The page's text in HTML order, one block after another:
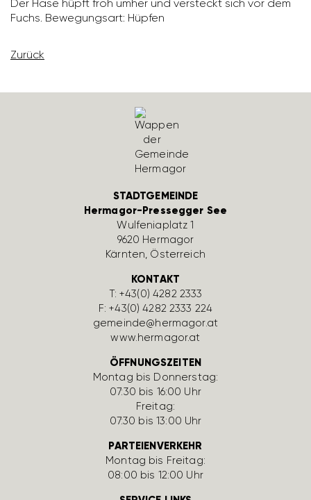
Der Hase hüpft froh umher und versteckt sich vor dem
Fuchs. Bewe­gungsart: Hüpfen
Zurück
STADTGEMEINDE
Hermagor-Pressegger See
Wulfe­nia­platz 1
9620 Hermagor
Kärnten, Öster­reich
KONTAKT
T:+43(0) 4282 2333
F: +43(0) 4282 2333 224
gemeinde@hermagor.at
www.hermagor.at
ÖFFNUNGSZEITEN
Montag bis Donnerstag:
07:30 bis 16:00 Uhr
Freitag:
07:30 bis 13:00 Uhr
PARTEIENVERKEHR
Montag bis Freitag:
08:00 bis 12:00 Uhr